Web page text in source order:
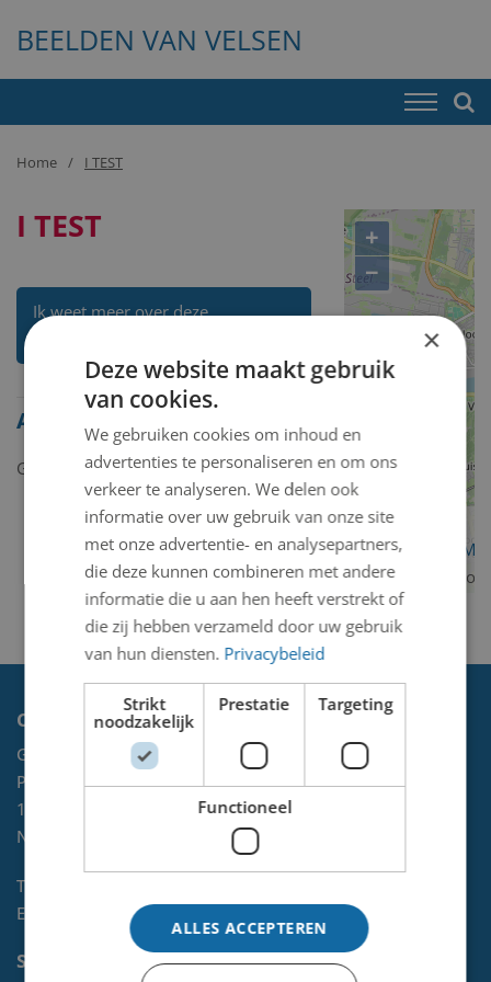
BEELDEN VAN VELSEN
Home I TEST
I TEST
Ik weet meer over deze
Alle beelden van I TEST
Geen kunstwerken gevonden.
+
−
Contact
Gemeente Velsen
Postbus 465
1970 AL
NL
Telefoon:
E-mail:
kunst@velsen.nl
Socials
×
Deze website maakt gebruik
van cookies.
We gebruiken cookies om inhoud en
advertenties te personaliseren en om ons
verkeer te analyseren. We delen ook
informatie over uw gebruik van onze site
met onze advertentie- en analysepartners,
die deze kunnen combineren met andere
informatie die u aan hen heeft verstrekt of
die zij hebben verzameld door uw gebruik
van hun diensten. Privacybeleid
Strikt
noodzakelijk
Prestatie Targeting
Functioneel
ALLES ACCEPTEREN